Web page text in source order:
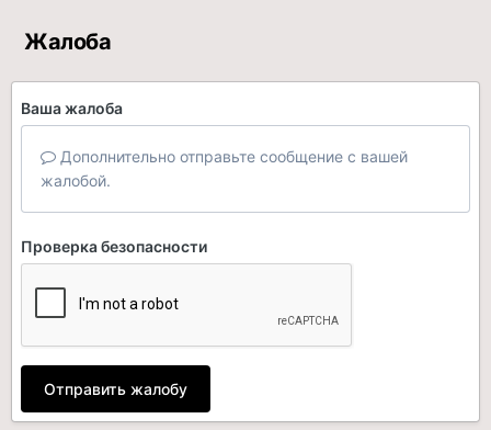
Жалоба
Ваша жалоба
Дополнительно отправьте сообщение с вашей
жалобой.
Проверка безопасности
Отправить жалобу